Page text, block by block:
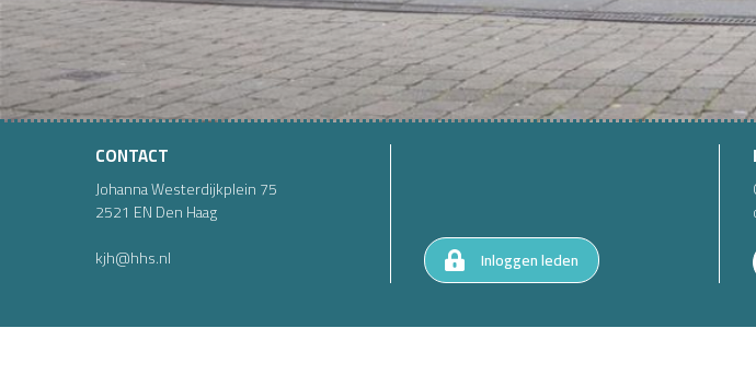
CONTACT
Johanna Westerdijkplein75
2521 ENDen Haag
kjh@hhs.nl
Inloggen leden